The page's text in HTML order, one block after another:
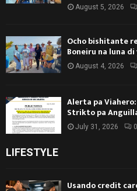
August 5, 2026
Ocho bishitante
Boneiru na luna di
August 4, 2026
Alerta pa
Strikto pa
July 31, 2026 0
LIFESTYLE
Usando credit